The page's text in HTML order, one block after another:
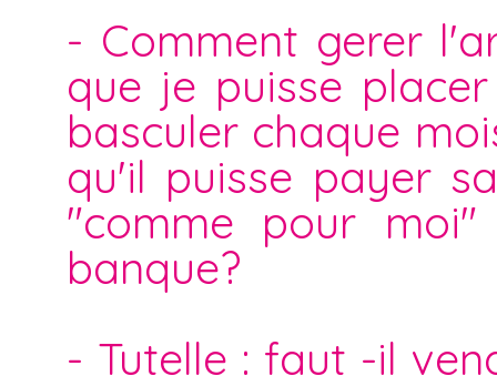
- Comment gerer
que je puisse
basculer chaque
qu'il puisse payer
"comme pour
banque?
- Tutelle : faut -il